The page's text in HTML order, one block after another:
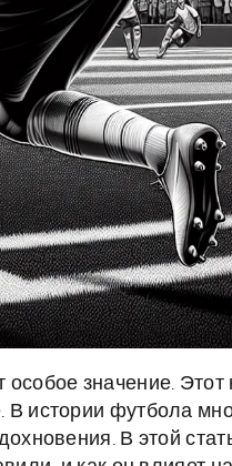
значение. Этот
истории футбола
В этой